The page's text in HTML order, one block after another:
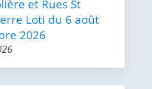
et Rues St
Loti du 6 août
2026